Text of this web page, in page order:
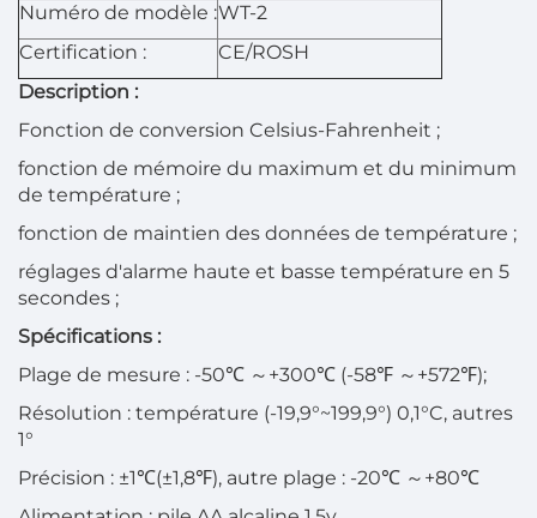
Numéro de modèle :WT-2
Certification :
CE/ROSH
Description :
Fonction de conversion Celsius-Fahrenheit ;
fonction de mémoire du maximum et du minimum
de température ;
fonction de maintien des données de température ;
réglages d'alarme haute et basse température en 5
secondes ;
Spécifications :
Plage de mesure : -50℃ ～ +300℃ (-58℉ ～ +572℉);
Résolution : température (-19,9°~199,9°) 0,1°C, autres
1°
Précision : ±1℃(±1,8℉), autre plage : -20℃ ～ +80℃